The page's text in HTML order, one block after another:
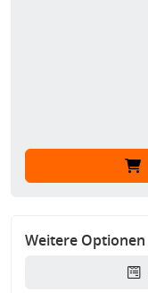
Weitere Optionen